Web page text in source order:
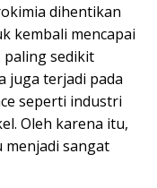
dihentikan
kembali mencapai
paling sedikit
juga terjadi pada
seperti industri
Oleh karena itu,
menjadi sangat